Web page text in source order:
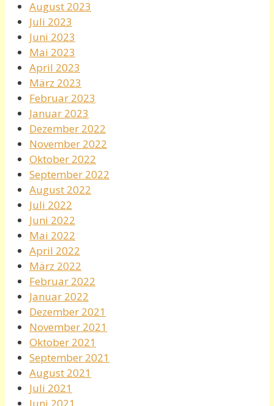
August 2023
Juli 2023
Juni 2023
Mai 2023
April 2023
März 2023
Februar 2023
Januar 2023
Dezember 2022
November 2022
Oktober 2022
September 2022
August 2022
Juli 2022
Juni 2022
Mai 2022
April 2022
März 2022
Februar 2022
Januar 2022
Dezember 2021
November 2021
Oktober 2021
September 2021
August 2021
Juli 2021
Juni 2021